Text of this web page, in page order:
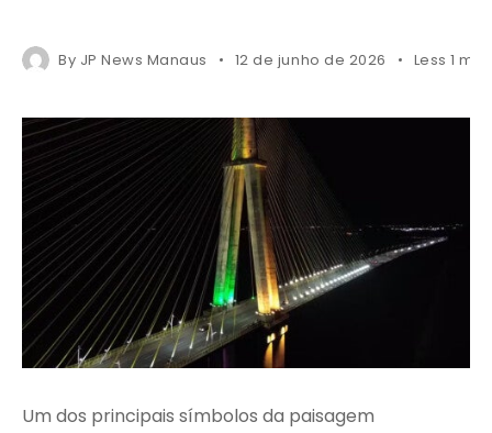
By JP News Manaus 12 de junho de 2026 Less 1
Um dos principais símbolos da paisagem